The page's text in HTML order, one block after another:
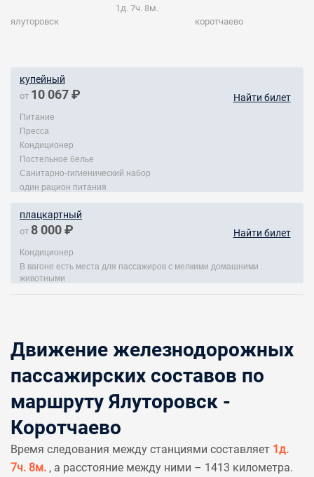
ялуторовск
1д. 7ч. 8м.
коротчаево
купейный
от 10 067 ₽ Найти билет
Питание
Пресса
Кондиционер
Постельное белье
Санитарно-гигиенический набор
один рацион питания
плацкартный
от 8 000 ₽ Найти билет
Кондиционер
В вагоне есть места для пассажиров с мелкими домашними
животными
Движение железнодорожных
пассажирских составов по
маршруту Ялуторовск -
Коротчаево
Время следования между станциями составляет 1д.
7ч. 8м. , а расстояние между ними – 1413 километра.